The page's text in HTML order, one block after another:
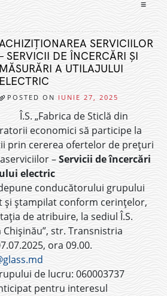
≡
SERVICIILOR
– SERVICII DE ÎNCERCĂRI ȘI
MĂSURĂRI A UTILAJULUI
ELECTRIC
POSTED ON IUNIE 27, 2025
Î.S. „Fabrica de Sticlă din
economici să participe la
prin cererea ofertelor de prețuri
–Servicii de încercări
electric
conducătorului grupului
și ștampilat conform cerințelor,
de atribuire, la sediul Î.S.
Chișinău”, str. Transnistria
ora 09.00.
de lucru: 060003737
pentru interesul